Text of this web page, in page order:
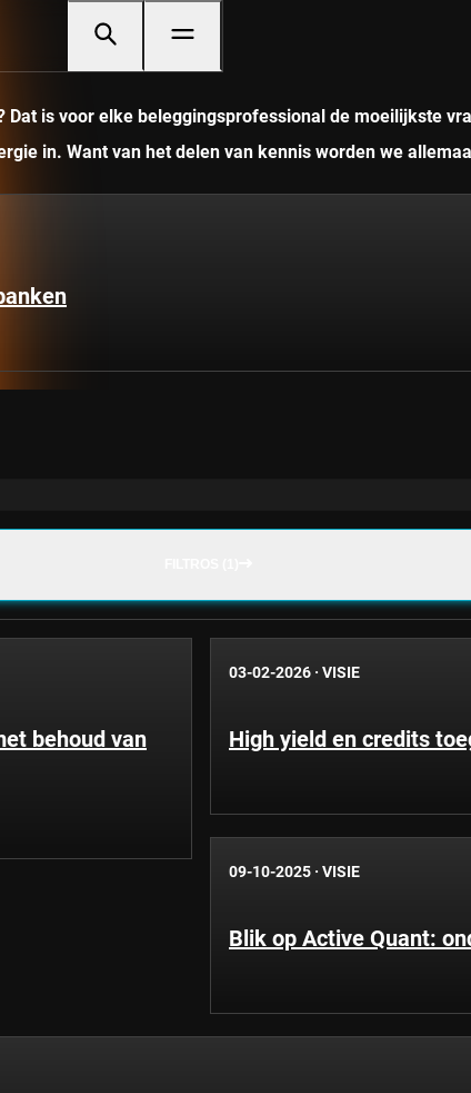
is voor elke beleggingsprofessional de moeilijkste
in. Want van het delen van kennis worden we
behoud van
03-02-2026 · VISIE
High yield en credits
09-10-2025 · VISIE
Blik op Active Quant: